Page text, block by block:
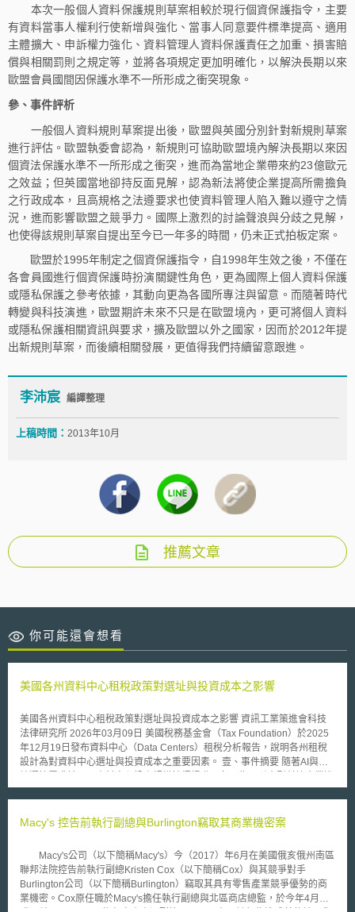
本次一般個人資料保護規則草案相較於現行個資保護指令，主要
有資料當事人權利行使新增與強化、當事人同意要件標準提高、適用
主體擴大、申訴權力強化、資料管理人資料保護責任之加重、損害賠
償與相關罰則之規定等，並將各項規定更加明確化，以解決長期以來
歐盟會員國間因保護水準不一所形成之衝突現象。
參、事件評析
一般個人資料規則草案提出後，歐盟與英國分別針對新規則草案
進行評估。歐盟執委會認為，新規則可協助歐盟境內解決長期以來因
個資法保護水準不一所形成之衝突，進而為當地企業帶來約23億歐元
之效益；但英國當地卻持反面見解，認為新法將使企業提高所需擔負
之行政成本，且高規格之法遵要求也使資料管理人陷入難以遵守之情
況，進而影響歐盟之競爭力。國際上激烈的討論聲浪與分歧之見解，
也使得該規則草案自提出至今已一年多的時間，仍未正式拍板定案。
歐盟於1995年制定之個資保護指令，自1998年生效之後，不僅在
各會員國進行個資保護時扮演關鍵性角色，更為國際上個人資料保護
或隱私保護之參考依據，其動向更為各國所專注與留意。而隨著時代
轉變與科技演進，歐盟期許未來不只是在歐盟境內，更可將個人資料
或隱私保護相關資訊與要求，擴及歐盟以外之國家，因而於2012年提
出新規則草案，而後續相關發展，更值得我們持續留意跟進。
李沛宸 編譯整理
上稿時間： 2013年10月
推薦文章
你可能還會想看
美國各州資料中心租稅政策對選址與投資成本之影響
美國各州資料中心租稅政策對選址與投資成本之影響 資訊工業策進會科技
法律研究所 2026年03月09日 美國稅務基金會（Tax Foundation）於2025
年12月19日發布資料中心（Data Centers）租稅分析報告，說明各州租稅
設計為對資料中心選址與投資成本之重要因素。 壹、事件摘要 隨著AI與雲
駐，普遍透過銷售稅（Sales Tax）與財產稅（Property Tax）減免提供租稅
就業創造門檻作為適用條件，部分州亦於一定年限內提供財產稅減免。整體
一、銷售稅減免之制度設計 資料中心營運涉及大量設備與電力投入，若適
用一般銷售稅規範，將提高初期投資成本。因此，多數州透過銷售稅制度提
供減免措施，主要類型如下： （一）設備之銷售稅減免 部分州將資料中心
設備納入銷售稅免稅範圍，例如維吉尼亞州（Virginia）明確規定符合州法
規定條件之資料中心設備得適用銷售稅減免。 （二）投資與就業門檻設計
Macy's 控告前執行副總與Burlington竊取其商業機密案
Macy's公司（以下簡稱Macy's）今（2017）年6月在美國俄亥俄州南區
聯邦法院控告前執行副總Kristen Cox（以下簡稱Cox）與其競爭對手
Burlington公司（以下簡稱Burlington）竊取其具有零售產業競爭優勢的商
業機密。Cox原任職於Macy's擔任執行副總與北區商店總監，於今年4月離